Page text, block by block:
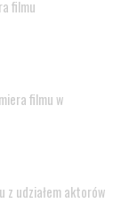
filmu
filmu w
z udziałem aktorów